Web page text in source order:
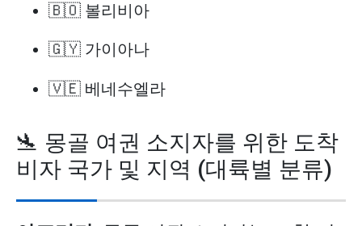
🇧🇴 볼리비아
🇬🇾 가이아나
🇻🇪 베네수엘라
🛬 몽골 여권 소지자를 위한 도착
비자 국가 및 지역 (대륙별 분류)